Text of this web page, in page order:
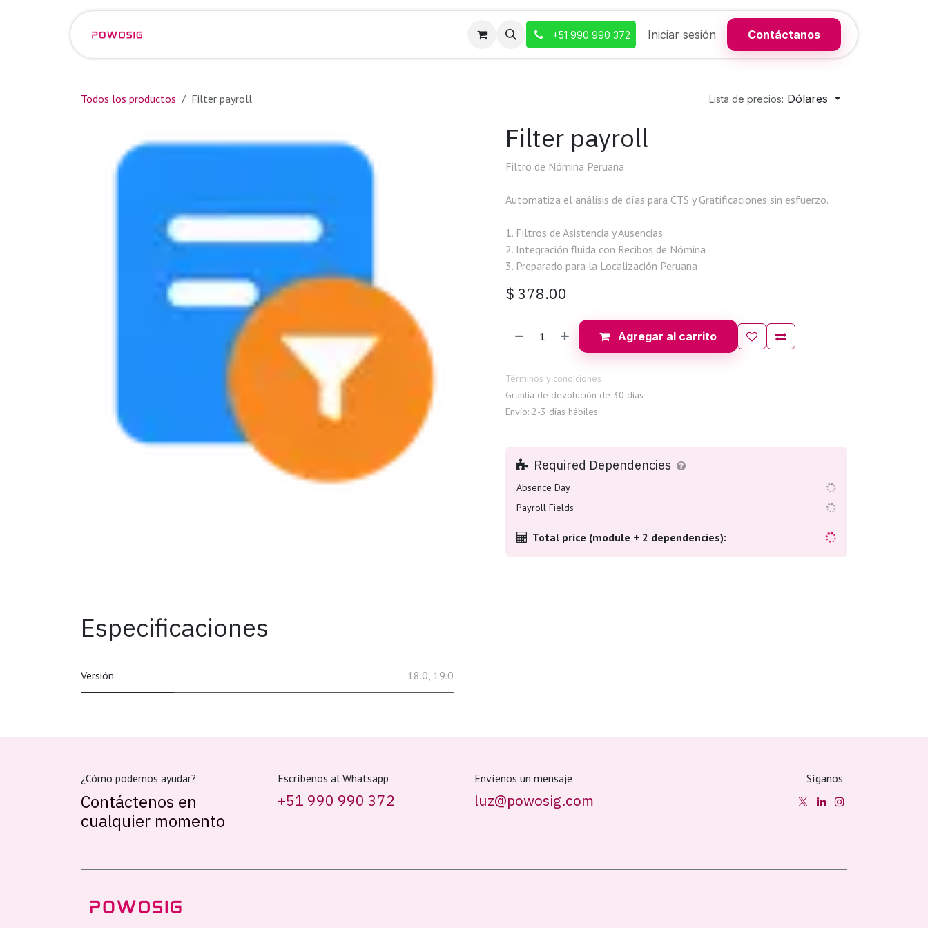
+51 990 990 372 Iniciar sesión Contáctanos
Todos los productos Filter payroll Lista de precios: Dólares
Filter payroll
Filtro de Nómina Peruana
Automatiza el análisis de días para CTS y Gratificaciones sin esfuerzo.
1. Filtros de Asistencia y Ausencias
2. Integración fluida con Recibos de Nómina
3. Preparado para la Localización Peruana
$ 378.00
Agregar al carrito
Términos y condiciones
Grantía de devolución de 30 días
Envío: 2-3 días hábiles
Required Dependencies
Absence Day
Payroll Fields
Total price (module + 2 dependencies):
Especificaciones
Versión 18.0, 19.0
¿Cómo podemos ayudar?
Contáctenos en
cualquier momento
Escríbenos al Whatsapp
+51 990 990 372
Envíenos un mensaje
luz@powosig.com
Síganos